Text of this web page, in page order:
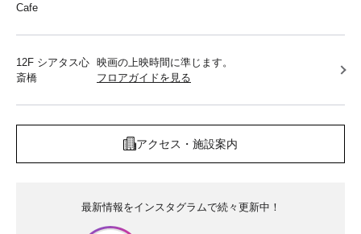
Cafe
12F シアタス心
斎橋
映画の上映時間に準じます。
フロアガイドを見る
アクセス・施設案内
最新情報をインスタグラムで続々更新中！